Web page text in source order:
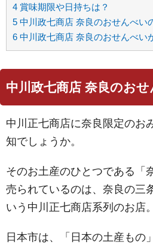
4 賞味期限や日持ちは？
5 中川政七商店 奈良のおせんべい
6 中川政七商店 奈良のおせんべい
中川政七商店 奈良のお
中川正七商店に奈良限定のお
知でしょうか。
そのお土産のひとつである「
売られているのは、奈良の三
いう中川正七商店系列のお店。
日本市は、「日本の土産もの